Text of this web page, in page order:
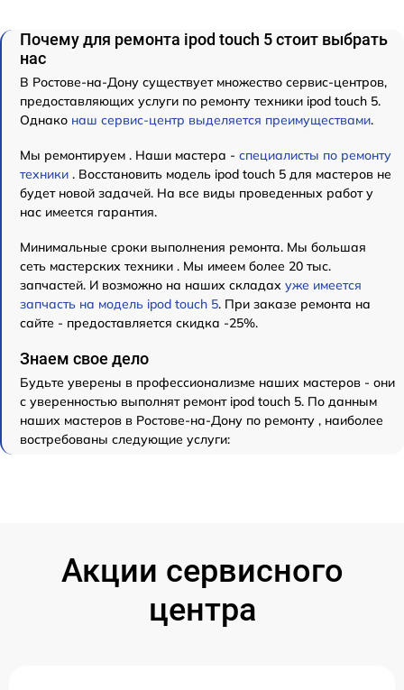
Почему для ремонта ipod touch 5 стоит выбрать
нас
В Ростове-на-Дону существует множество сервис-центров,
предоставляющих услуги по ремонту техники ipod touch 5.
Однако наш сервис-центр выделяется преимуществами.
Мы ремонтируем . Наши мастера - специалисты по ремонту
техники . Восстановить модель ipod touch 5 для мастеров не
будет новой задачей. На все виды проведенных работ у
нас имеется гарантия.
Минимальные сроки выполнения ремонта. Мы большая
сеть мастерских техники . Мы имеем более 20 тыс.
запчастей. И возможно на наших складах уже имеется
запчасть на модель ipod touch 5. При заказе ремонта на
сайте - предоставляется скидка -25%.
Знаем свое дело
Будьте уверены в профессионализме наших мастеров - они
с уверенностью выполнят ремонт ipod touch 5. По данным
наших мастеров в Ростове-на-Дону по ремонту , наиболее
востребованы следующие услуги:
Акции сервисного
центра